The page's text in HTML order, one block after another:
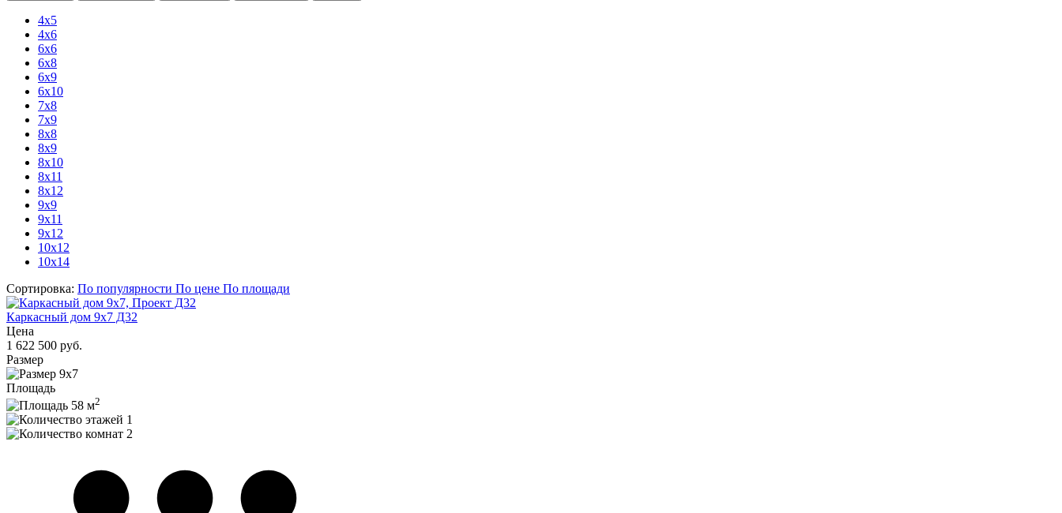
4x5
4x6
6x6
6x8
6х9
6x10
7х8
7x9
8х8
8х9
8х10
8x11
8x12
9х9
9x11
9x12
10x12
10x14
Сортировка: По популярности По цене По площади
Каркасный дом 9х7 Д32
Цена
1 622 500 руб.
Размер
9х7
Площадь
58 м2
1
2